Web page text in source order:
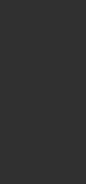
わかりやすく解説
法を解説